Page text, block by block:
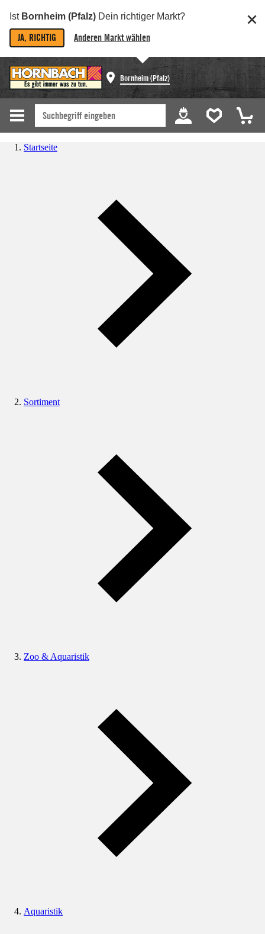
Ist Bornheim (Pfalz) Dein richtiger Markt?
JA, RICHTIG Anderen Markt wählen
Bornheim (Pfalz)
Startseite
Sortiment
Zoo & Aquaristik
Aquaristik